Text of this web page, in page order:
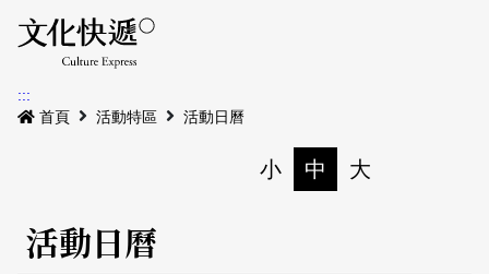
最新公告
本期專題
活動特區
:::
首頁
活動特區 活動日曆
小 中 大
活動日曆